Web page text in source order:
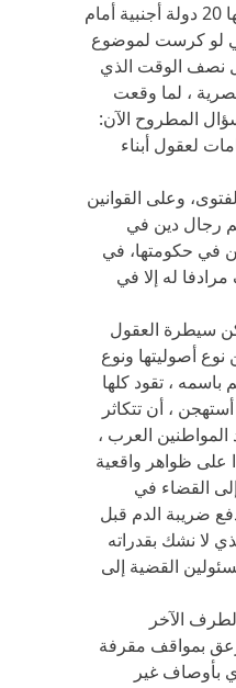
حريق الكرمل ، التي نفذتها 20 دولة أجنبية أمام
لو كرست لموضوع
نصف الوقت الذي
، لما وقعت
المطروح الآن:
لعقول أبناء
وعلى القوانين
رجال دين في
في حكومتها، في
له إلا في
سيطرة العقول
أصوليتها ونوع
باسمه ، تقود كلها
، أن تتكاثر
العرب ،
على ظواهر واقعية
القضاء في
ضريبة الدم قبل
لا نشك بقدراته
القضية إلى
الآخر
بمواقف مقرفة
بأوصاف غير